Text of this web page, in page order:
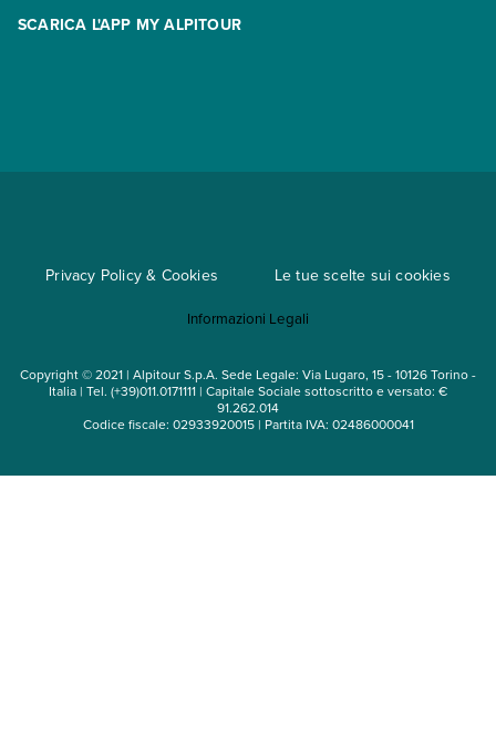
Assicurazioni
Condizioni generali di contratto
Mappa del sito
SCARICA L'APP MY ALPITOUR
Privacy Policy & Cookies Le tue scelte sui cookies
Informazioni Legali
Copyright © 2021 | Alpitour S.p.A. Sede Legale: Via Lugaro, 15 - 10126 Torino -
Italia | Tel. (+39)011.0171111 | Capitale Sociale sottoscritto e versato: €
91.262.014
Codice fiscale: 02933920015 | Partita IVA: 02486000041